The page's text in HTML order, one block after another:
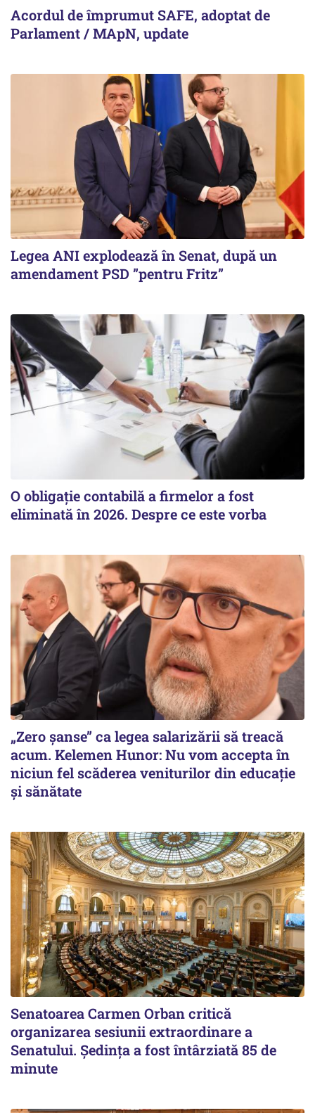
Acordul de împrumut SAFE, adoptat de
Parlament / MApN, update
Legea ANI explodează în Senat, după un
amendament PSD ”pentru Fritz”
O obligație contabilă a firmelor a fost
eliminată în 2026. Despre ce este vorba
„Zero șanse” ca legea salarizării să treacă
acum. Kelemen Hunor: Nu vom accepta în
niciun fel scăderea veniturilor din educație
și sănătate
Senatoarea Carmen Orban critică
organizarea sesiunii extraordinare a
Senatului. Şedinţa a fost întârziată 85 de
minute